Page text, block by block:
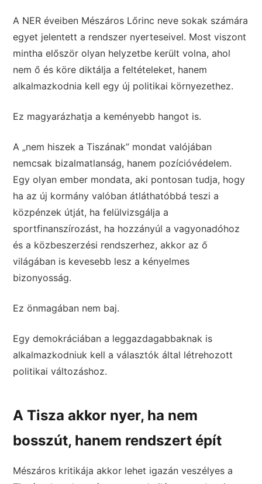
A NER éveiben Mészáros Lőrinc neve sokak számára
egyet jelentett a rendszer nyerteseivel. Most viszont
mintha először olyan helyzetbe került volna, ahol
nem ő és köre diktálja a feltételeket, hanem
alkalmazkodnia kell egy új politikai környezethez.
Ez magyarázhatja a keményebb hangot is.
A „nem hiszek a Tiszának” mondat valójában
nemcsak bizalmatlanság, hanem pozícióvédelem.
Egy olyan ember mondata, aki pontosan tudja, hogy
ha az új kormány valóban átláthatóbbá teszi a
közpénzek útját, ha felülvizsgálja a
sportfinanszírozást, ha hozzányúl a vagyonadóhoz
és a közbeszerzési rendszerhez, akkor az ő
világában is kevesebb lesz a kényelmes
bizonyosság.
Ez önmagában nem baj.
Egy demokráciában a leggazdagabbaknak is
alkalmazkodniuk kell a választók által létrehozott
politikai változáshoz.
A Tisza akkor nyer, ha nem
bosszút, hanem rendszert épít
Mészáros kritikája akkor lehet igazán veszélyes a